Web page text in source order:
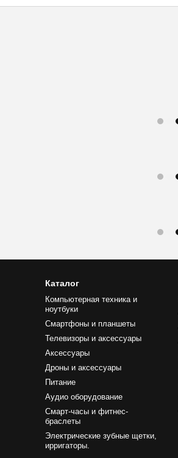
Каталог
Компьютерная техника и
ноутбуки
Смартфоны и планшеты
Телевизоры и аксессуары
Аксессуары
Дроны и аксессуары
Питание
Аудио оборудование
Смарт-часы и фитнес-
браслеты
Электрические зубные щетки,
ирригаторы.